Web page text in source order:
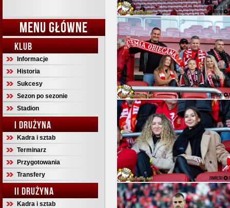
MENU GŁÓWNE
KLUB
Informacje
Historia
Sukcesy
Sezon po sezonie
Stadion
I DRUŻYNA
Kadra i sztab
Terminarz
Przygotowania
Transfery
II DRUŻYNA
Kadra i sztab